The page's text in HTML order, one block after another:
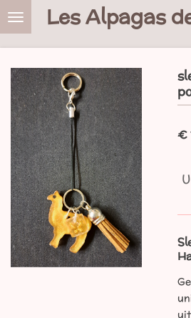
Ga
naar
hoofdinhoud
Les Alpagas
€